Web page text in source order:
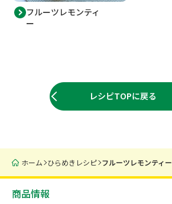
フルーツレモンティ
ー
レシピTOPに戻る
ホーム ひらめきレシピ フルーツレモンティー
商品情報